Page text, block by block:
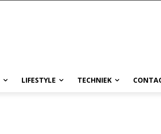
LIFESTYLE TECHNIEK